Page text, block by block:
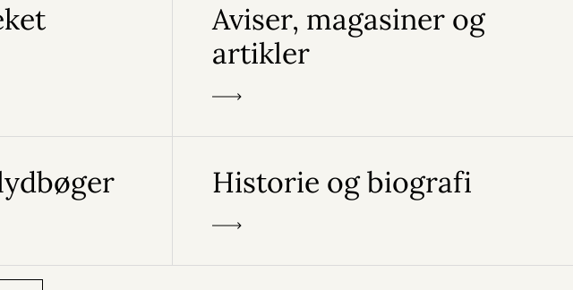
Aviser, magasiner og
artikler
Historie og biografi